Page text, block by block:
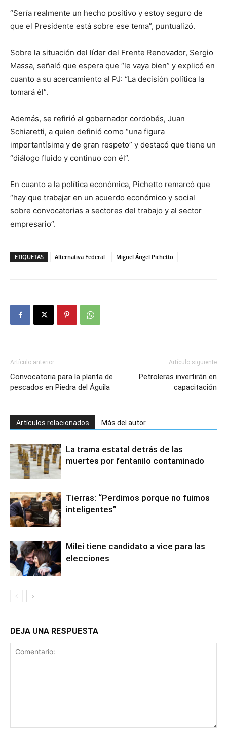
“Sería realmente un hecho positivo y estoy seguro de
que el Presidente está sobre ese tema”, puntualizó.
Sobre la situación del líder del Frente Renovador, Sergio
Massa, señaló que espera que “le vaya bien” y explicó en
cuanto a su acercamiento al PJ: “La decisión política la
tomará él”.
Además, se refirió al gobernador cordobés, Juan
Schiaretti, a quien definió como “una figura
importantísima y de gran respeto” y destacó que tiene un
“diálogo fluido y continuo con él”.
En cuanto a la política económica, Pichetto remarcó que
“hay que trabajar en un acuerdo económico y social
sobre convocatorias a sectores del trabajo y al sector
empresario”.
ETIQUETAS Alternativa Federal Miguel Ángel Pichetto
Artículo anterior
Convocatoria para la planta de
pescados en Piedra del Águila
Artículo siguiente
Petroleras invertirán en
capacitación
Artículos relacionados Más del autor
La trama estatal detrás de las
muertes por fentanilo contaminado
Tierras: “Perdimos porque no fuimos
inteligentes”
Milei tiene candidato a vice para las
elecciones
DEJA UNA RESPUESTA